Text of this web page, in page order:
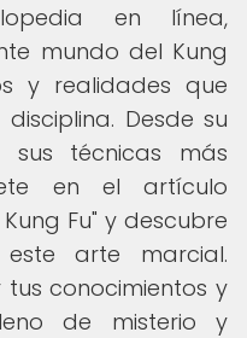
en línea,
mundo del Kung
y realidades que
Desde su
técnicas más
en el artículo
Fu" y descubre
arte marcial.
conocimientos y
de misterio y